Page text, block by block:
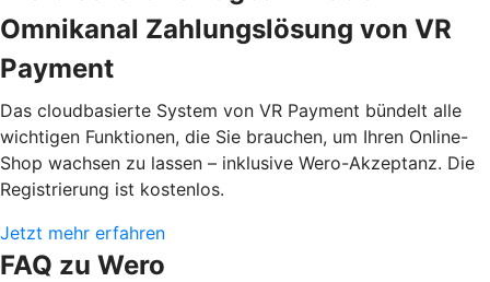
Omnikanal Zahlungslösung von VR
Payment
Das cloudbasierte System von VR Payment bündelt alle
wichtigen Funktionen, die Sie brauchen, um Ihren Online-
Shop wachsen zu lassen – inklusive Wero-Akzeptanz. Die
Registrierung ist kostenlos.
Jetzt mehr erfahren
FAQ zu Wero